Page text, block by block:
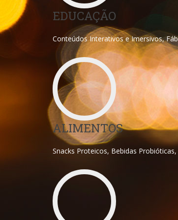
EDUCAÇÃO
Conteúdos Interativos e Imersivos,
ALIMENTOS
Snacks Proteicos, Bebidas